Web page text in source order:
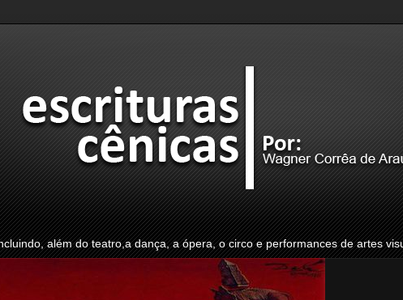
além do teatro,a dança, a ópera, o circo e performances de artes